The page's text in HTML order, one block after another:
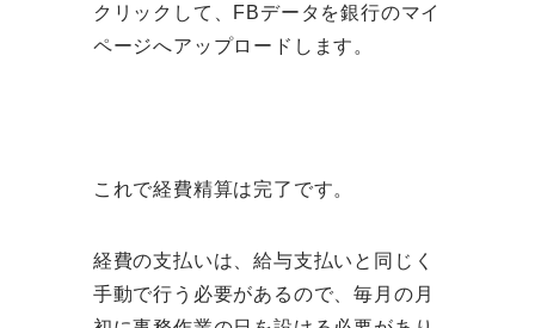
クリックして、FBデータを銀行のマイ
ページへアップロードします。
これで経費精算は完了です。
経費の支払いは、給与支払いと同じく
手動で行う必要があるので、毎月の月